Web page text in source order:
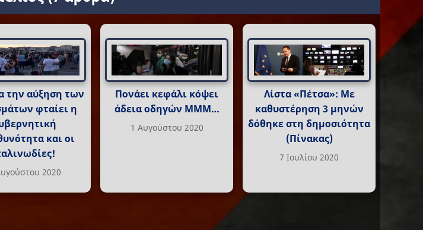
την αύξηση των
φταίει η
και οι
2020
Πονάει κεφάλι κόψει
άδεια οδηγών ΜΜΜ…
1 Αυγούστου 2020
Λίστα «Πέτσα»: Με
καθυστέρηση 3 μηνών
δόθηκε στη δημοσιότητα
(Πίνακας)
7 Ιουλίου 2020